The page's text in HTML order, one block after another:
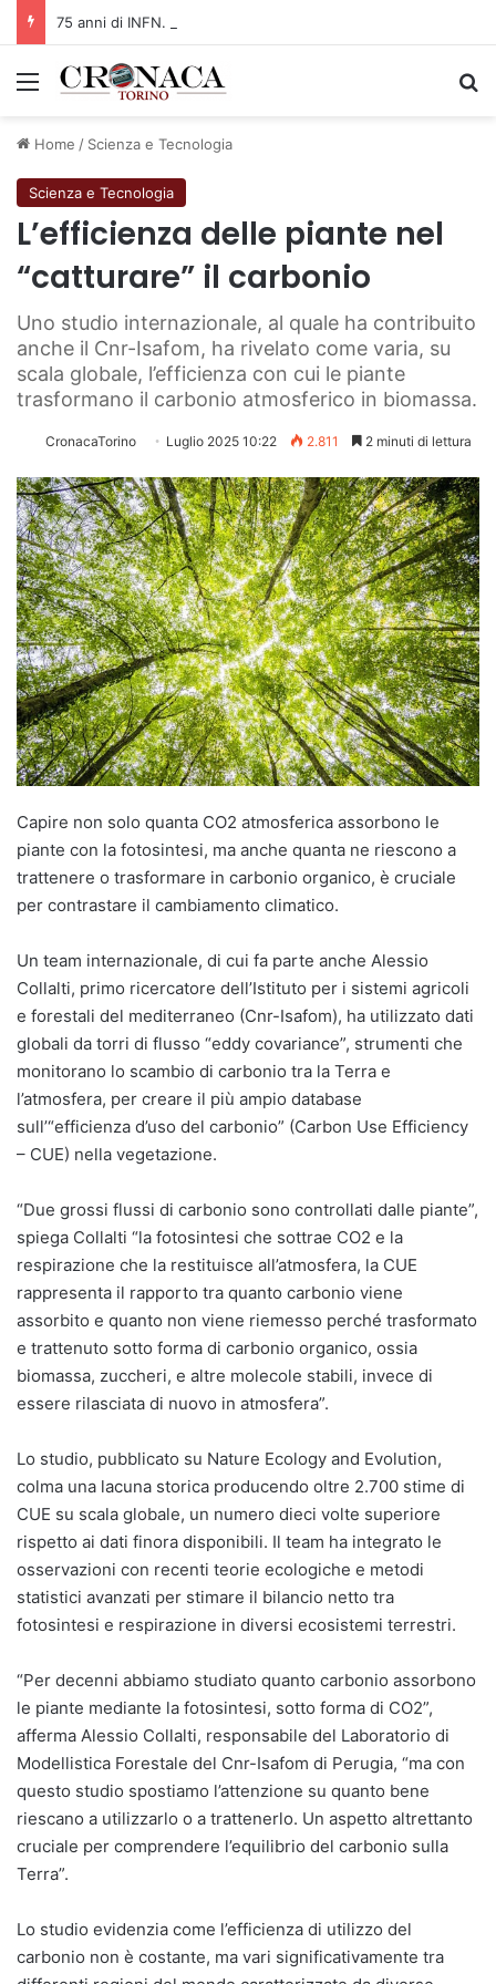
Menu
Home / Scienza e Tecnologia
Scienza e Tecnologia
L’efficienza delle piante nel
“catturare” il carbonio
Uno studio internazionale, al quale ha contribuito
anche il Cnr-Isafom, ha rivelato come varia, su
scala globale, l’efficienza con cui le piante
trasformano il carbonio atmosferico in biomassa.
CronacaTorino Luglio 2025 10:22 2.811 2 minuti di lettura
Capire non solo quanta CO2 atmosferica assorbono le
piante con la fotosintesi, ma anche quanta ne riescono a
trattenere o trasformare in carbonio organico, è cruciale
per contrastare il cambiamento climatico.
Un team internazionale, di cui fa parte anche Alessio
Collalti, primo ricercatore dell’Istituto per i sistemi agricoli
e forestali del mediterraneo (Cnr-Isafom), ha utilizzato dati
globali da torri di flusso “eddy covariance”, strumenti che
monitorano lo scambio di carbonio tra la Terra e
l’atmosfera, per creare il più ampio database
sull’“efficienza d’uso del carbonio” (Carbon Use Efficiency
– CUE) nella vegetazione.
“Due grossi flussi di carbonio sono controllati dalle piante”,
spiega Collalti “la fotosintesi che sottrae CO2 e la
respirazione che la restituisce all’atmosfera, la CUE
rappresenta il rapporto tra quanto carbonio viene
assorbito e quanto non viene riemesso perché trasformato
e trattenuto sotto forma di carbonio organico, ossia
biomassa, zuccheri, e altre molecole stabili, invece di
essere rilasciata di nuovo in atmosfera”.
Lo studio, pubblicato su Nature Ecology and Evolution,
colma una lacuna storica producendo oltre 2.700 stime di
CUE su scala globale, un numero dieci volte superiore
rispetto ai dati finora disponibili. Il team ha integrato le
osservazioni con recenti teorie ecologiche e metodi
statistici avanzati per stimare il bilancio netto tra
fotosintesi e respirazione in diversi ecosistemi terrestri.
“Per decenni abbiamo studiato quanto carbonio assorbono
le piante mediante la fotosintesi, sotto forma di CO2”,
afferma Alessio Collalti, responsabile del Laboratorio di
Modellistica Forestale del Cnr-Isafom di Perugia, “ma con
questo studio spostiamo l’attenzione su quanto bene
riescano a utilizzarlo o a trattenerlo. Un aspetto altrettanto
cruciale per comprendere l’equilibrio del carbonio sulla
Terra”.
Lo studio evidenzia come l’efficienza di utilizzo del
carbonio non è costante, ma vari significativamente tra